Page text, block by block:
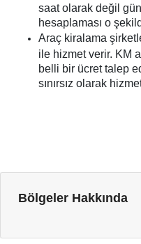
saat olarak değil
hesaplaması o
Araç kiralama
ile hizmet verir. KM
belli bir ücret talep
sınırsız olarak
Bölgeler Hakkında